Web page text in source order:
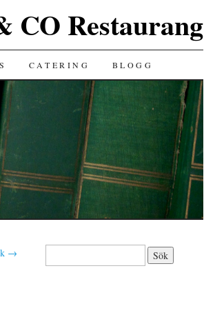
CO Restaurang
CATERING BLOGG
→